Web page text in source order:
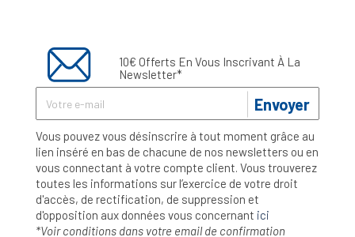
10€ Offerts En Vous Inscrivant À La
Newsletter*
Envoyer
Vous pouvez vous désinscrire à tout moment grâce au
lien inséré en bas de chacune de nos newsletters ou en
vous connectant à votre compte client. Vous trouverez
toutes les informations sur l’exercice de votre droit
d'accès, de rectification, de suppression et
d'opposition aux données vous concernant ici
*Voir conditions dans votre email de confirmation